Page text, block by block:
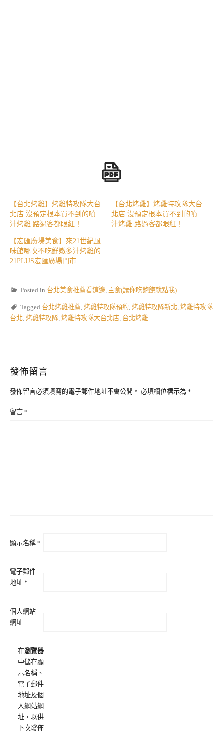
【台北烤雞】烤雞特攻隊大台
北店 沒預定根本買不到的噴
汁烤雞 路過客都眼紅！
【台北烤雞】烤雞特攻隊大台
北店 沒預定根本買不到的噴
汁烤雞 路過客都眼紅！
【宏匯廣場美食】來21世紀風
味館哪次不吃鮮嫩多汁烤雞的
21PLUS宏匯廣場門市
Posted in 台北美食推薦看這邊 主食(讓你吃飽飽就點我)
Tagged 台北烤雞推薦 烤雞特攻隊預約 烤雞特攻隊新北 烤雞特攻隊
台北 烤雞特攻隊 烤雞特攻隊大台北店 台北烤雞
發佈留言
發佈留言必須填寫的電子郵件地址不會公開。 必填欄位標示為 *
留言 *
顯示名稱 *
電子郵件
地址 *
個人網站
網址
在瀏覽器
中儲存顯
示名稱、
電子郵件
地址及個
人網站網
址，以供
下次發佈